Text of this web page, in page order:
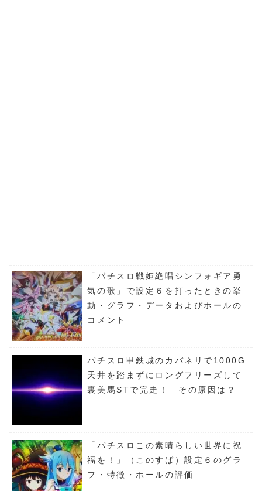
「パチスロ戦姫絶唱シンフォギア勇
気の歌」で設定６を打ったときの挙
動・グラフ・データおよびホールの
コメント
パチスロ甲鉄城のカバネリで1000G
天井を踏まずにロングフリーズして
裏美馬STで完走！ その原因は？
「パチスロこの素晴らしい世界に祝
福を！」（このすば）設定６のグラ
フ・特徴・ホールの評価